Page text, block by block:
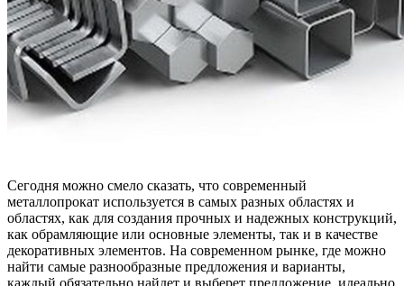
Сегодня можно смело сказать, что современный
металлопрокат используется в самых разных областях и
областях, как для создания прочных и надежных конструкций,
как обрамляющие или основные элементы, так и в качестве
декоративных элементов. На современном рынке, где можно
найти самые разнообразные предложения и варианты,
каждый обязательно найдет и выберет предложение, идеально